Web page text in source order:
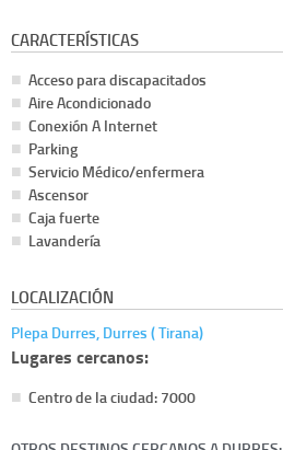
CARACTERÍSTICAS
Acceso para discapacitados
Aire Acondicionado
Conexión A Internet
Parking
Servicio Médico/enfermera
Ascensor
Caja fuerte
Lavandería
LOCALIZACIÓN
Plepa Durres, Durres ( Tirana)
Lugares cercanos:
Centro de la ciudad: 7000